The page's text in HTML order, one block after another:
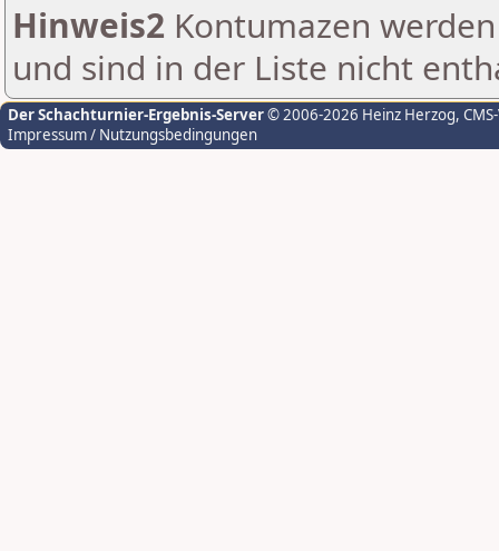
Hinweis2 Kontumazen
und sind in der Liste nicht
Der Schachturnier-Ergebnis-Server© 2006-2026 Heinz Herzog,
Impressum / Nutzungsbedingungen